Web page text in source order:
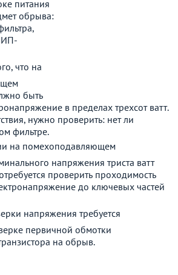
питания
обрыва:
что на
быть
в пределах трехсот ватт.
нужно проверить: нет ли
фильтре.
на помехоподавляющем
напряжения триста ватт
проверить проходимость
до ключевых частей
напряжения требуется
первичной обмотки
на обрыв.